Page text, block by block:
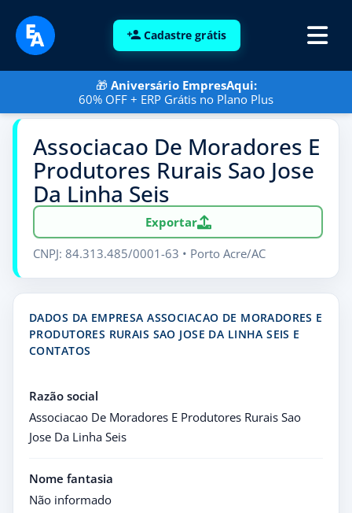
Cadastre grátis
🎁 Aniversário EmpresAqui:
60% OFF + ERP Grátis no Plano Plus
Associacao De Moradores E
Produtores Rurais Sao Jose
Da Linha Seis
Exportar
CNPJ: 84.313.485/0001-63 • Porto Acre/AC
DADOS DA EMPRESA ASSOCIACAO DE MORADORES E
PRODUTORES RURAIS SAO JOSE DA LINHA SEIS E
CONTATOS
Razão social
Associacao De Moradores E Produtores Rurais Sao
Jose Da Linha Seis
Nome fantasia
Não informado